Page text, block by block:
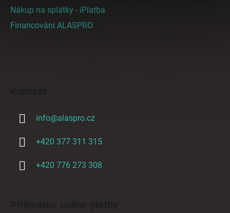
Nákup na splátky - iPlatba
Financování ALASPRO
info@alaspro.cz
+420 377 311 315
+420 776 273 308